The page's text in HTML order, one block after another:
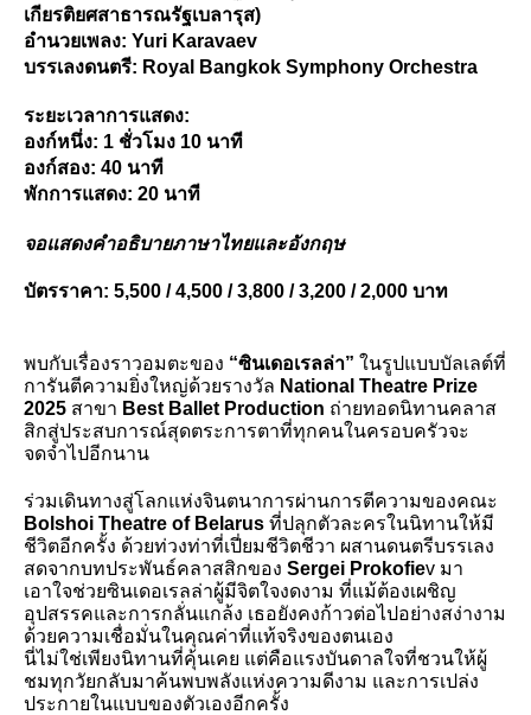
เกียรติยศสาธารณรัฐเบลารุส)
อำนวยเพลง: Yuri Karavaev
บรรเลงดนตรี: Royal Bangkok Symphony Orchestra
ระยะเวลาการแสดง:
องก์หนึ่ง: 1 ชั่วโมง 10 นาที
องก์สอง: 40 นาที
พักการแสดง: 20 นาที
จอแสดงคำอธิบายภาษาไทยและอังกฤษ
บัตรราคา: 5,500 / 4,500 / 3,800 / 3,200 / 2,000 บาท
พบกับเรื่องราวอมตะของ “ซินเดอเรลล่า” ในรูปแบบบัลเลต์ที่
การันตีความยิ่งใหญ่ด้วยรางวัล National Theatre Prize
2025 สาขา Best Ballet Production ถ่ายทอดนิทานคลาส
สิกสู่ประสบการณ์สุดตระการตาที่ทุกคนในครอบครัวจะ
จดจำไปอีกนาน
ร่วมเดินทางสู่โลกแห่งจินตนาการผ่านการตีความของคณะ
Bolshoi Theatre of Belarus ที่ปลุกตัวละครในนิทานให้มี
ชีวิตอีกครั้ง ด้วยท่วงท่าที่เปี่ยมชีวิตชีวา ผสานดนตรีบรรเลง
สดจากบทประพันธ์คลาสสิกของ Sergei Prokofiev มา
เอาใจช่วยซินเดอเรลล่าผู้มีจิตใจงดงาม ที่แม้ต้องเผชิญ
อุปสรรคและการกลั่นแกล้ง เธอยังคงก้าวต่อไปอย่างสง่างาม
ด้วยความเชื่อมั่นในคุณค่าที่แท้จริงของตนเอง
นี่ไม่ใช่เพียงนิทานที่คุ้นเคย แต่คือแรงบันดาลใจที่ชวนให้ผู้
ชมทุกวัยกลับมาค้นพบพลังแห่งความดีงาม และการเปล่ง
ประกายในแบบของตัวเองอีกครั้ง